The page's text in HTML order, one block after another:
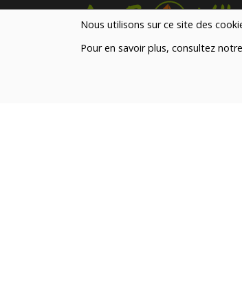
Nous utilisons sur ce site des
Pour en savoir plus, consultez notre
Notre magasin situé à